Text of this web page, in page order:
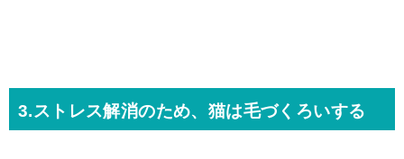
3.ストレス解消のため、猫は毛づくろいする